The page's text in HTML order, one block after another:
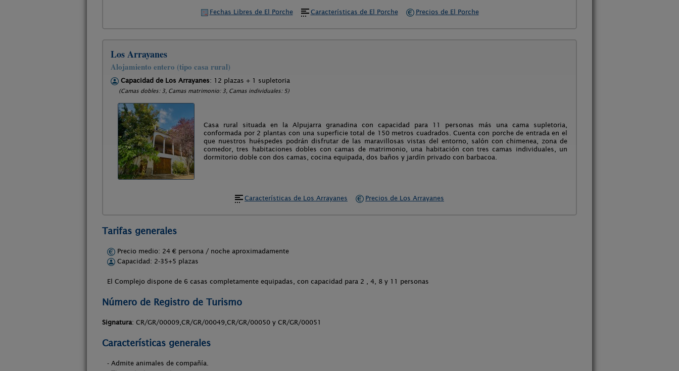
Fechas Libres de El Porche Características de El Porche Precios de El Porche
Los Arrayanes
Alojamiento entero (tipo casa rural)
Capacidad de Los Arrayanes: 12 plazas + 1 supletoria
(Camas dobles: 3, Camas matrimonio: 3, Camas individuales: 5)
Casa rural situada en la Alpujarra granadina con capacidad para 11 personas más una cama supletoria,
conformada por 2 plantas con una superficie total de 150 metros cuadrados. Cuenta con porche de entrada en el
que nuestros huéspedes podrán disfrutar de las maravillosas vistas del entorno, salón con chimenea, zona de
comedor, tres habitaciones dobles con camas de matrimonio, una habitación con tres camas individuales, un
dormitorio doble con dos camas, cocina equipada, dos baños y jardín privado con barbacoa.
Características de Los Arrayanes Precios de Los Arrayanes
Tarifas generales
Precio medio: 24 € persona / noche aproximadamente
Capacidad: 2-35+5 plazas
El Complejo dispone de 6 casas completamente equipadas, con capacidad para 2 , 4, 8 y 11 personas
Número de Registro de Turismo
Signatura: CR/GR/00009,CR/GR/00049,CR/GR/00050 y CR/GR/00051
Características generales
- Admite animales de compañía.